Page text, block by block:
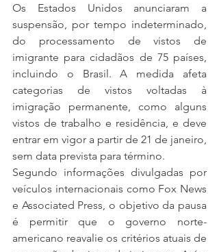
Os Estados Unidos anunciaram a
suspensão, por tempo indeterminado,
do processamento de vistos de
imigrante para cidadãos de 75 países,
incluindo o Brasil. A medida afeta
categorias de vistos voltadas à
imigração permanente, como alguns
vistos de trabalho e residência, e deve
entrar em vigor a partir de 21 de janeiro,
sem data prevista para término.
Segundo informações divulgadas por
veículos internacionais como Fox News
e Associated Press, o objetivo da pausa
é permitir que o governo norte-
americano reavalie os critérios atuais de